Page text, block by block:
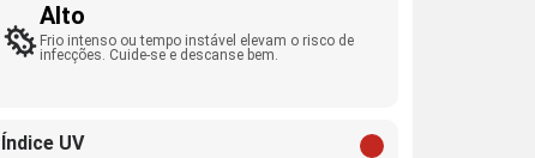
Alto
Frio intenso ou tempo instável elevam o risco de
infecções. Cuide-se e descanse bem.
Índice UV